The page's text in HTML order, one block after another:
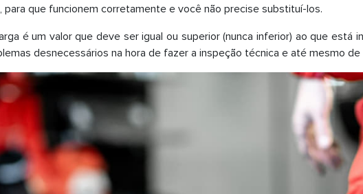
que funcionem corretamente e você não precise substituí-los.
é um valor que deve ser igual ou superior (nunca inferior) ao que está
desnecessários na hora de fazer a inspeção técnica e até mesmo de